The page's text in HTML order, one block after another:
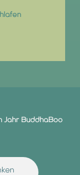
Jahr BuddhaBoo